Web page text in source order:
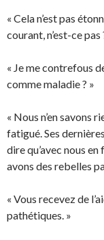
« Cela n’est pas
courant, n’est-ce pas
« Je me contrefous
comme maladie ? »
« Nous n’en savons
fatigué. Ses
dire qu’avec nous
avons des rebelles
« Vous recevez de
pathétiques. »